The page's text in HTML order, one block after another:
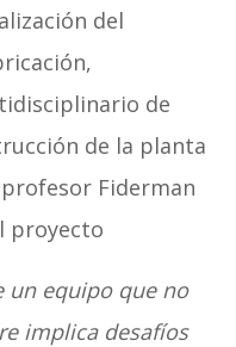
del
de
de la planta
Fiderman
proyecto
un equipo que no
implica desafíos